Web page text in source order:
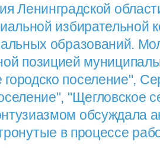
Ленинградской
избирательной
образований.
позицией
городско поселение",
"Щегловское
обсуждала
в процессе